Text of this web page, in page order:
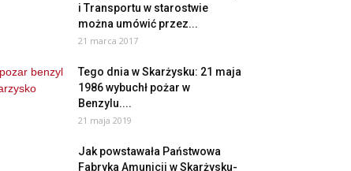
i Transportu w starostwie
można umówić przez...
21 marca 2017
Tego dnia w Skarżysku: 21 maja
1986 wybuchł pożar w
Benzylu....
21 maja 2019
Jak powstawała Państwowa
Fabryka Amunicji w Skarżysku-